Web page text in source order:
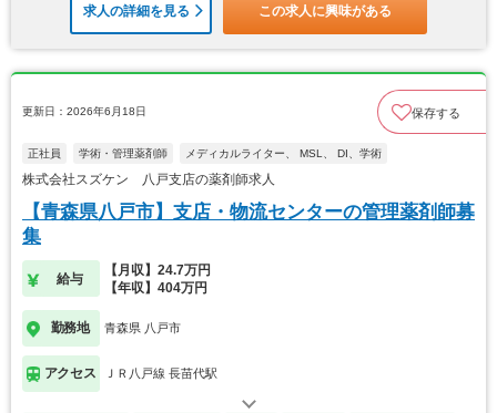
求人の詳細を見る この求人に興味がある
更新日：2026年6月18日 保存する
正社員 学術・管理薬剤師 メディカルライター、 MSL、 DI、学術
株式会社スズケン 八戸支店の薬剤師求人
【青森県八戸市】支店・物流センターの管理薬剤師募
集
給与
【月収】24.7万円
【年収】404万円
勤務地 青森県 八戸市
アクセス ＪＲ八戸線 長苗代駅